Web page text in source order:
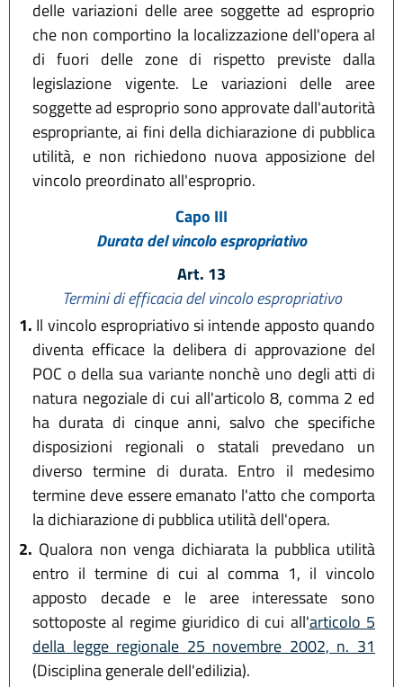
delle variazioni delle aree soggette ad esproprio
che non comportino la localizzazione dell'opera al
di fuori delle zone di rispetto previste dalla
legislazione vigente. Le variazioni delle aree
soggette ad esproprio sono approvate dall'autorità
espropriante, ai fini della dichiarazione di pubblica
utilità, e non richiedono nuova apposizione del
vincolo preordinato all'esproprio.
Capo III
Durata del vincolo espropriativo
Art. 13
Termini di efficacia del vincolo espropriativo
1. Il vincolo espropriativo si intende apposto quando
diventa efficace la delibera di approvazione del
POC o della sua variante nonchè uno degli atti di
natura negoziale di cui all'articolo 8, comma 2 ed
ha durata di cinque anni, salvo che specifiche
disposizioni regionali o statali prevedano un
diverso termine di durata. Entro il medesimo
termine deve essere emanato l'atto che comporta
la dichiarazione di pubblica utilità dell'opera.
2. Qualora non venga dichiarata la pubblica utilità
entro il termine di cui al comma 1, il vincolo
apposto decade e le aree interessate sono
sottoposte al regime giuridico di cui all'articolo 5
della legge regionale 25 novembre 2002, n. 31
(Disciplina generale dell'edilizia).